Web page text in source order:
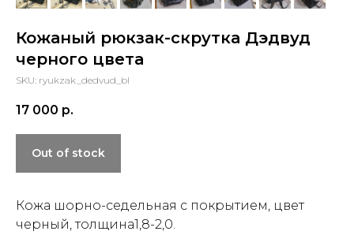
Кожаный рюкзак-скрутка Дэдвуд
черного цвета
SKU: ryukzak_dedvud_bl
17 000 р.
Out of stock
Кожа шорно-седельная с покрытием, цвет
черный, толщина1,8-2,0.